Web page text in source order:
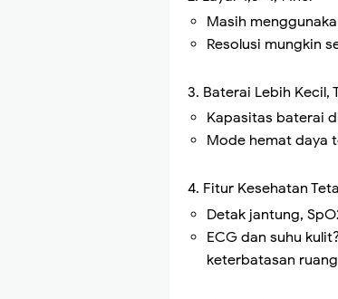
Masih
Resolusi mungkin
3. Baterai Lebih Kecil,
Kapasitas baterai
Mode hemat daya
4. Fitur Kesehatan
Detak jantung,
ECG dan suhu
keterbatasan